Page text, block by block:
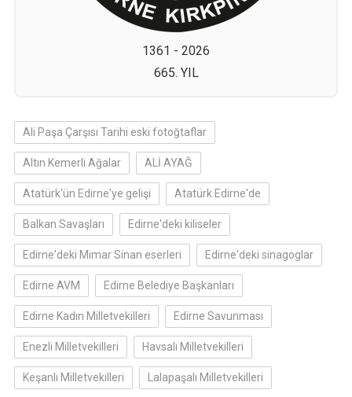
1361 - 2026
665. YIL
Ali Paşa Çarşısı Tarihi eski fotoğtaflar
Altın Kemerli Ağalar ALİ AYAĞ
Atatürk'ün Edirne'ye gelişi Atatürk Edirne'de
Balkan Savaşları Edirne'deki kiliseler
Edirne'deki Mimar Sinan eserleri Edirne'deki sinagoglar
Edirne AVM Edirne Belediye Başkanları
Edirne Kadın Milletvekilleri Edirne Savunması
Enezli Milletvekilleri Havsalı Milletvekilleri
Keşanlı Milletvekilleri Lalapaşalı Milletvekilleri